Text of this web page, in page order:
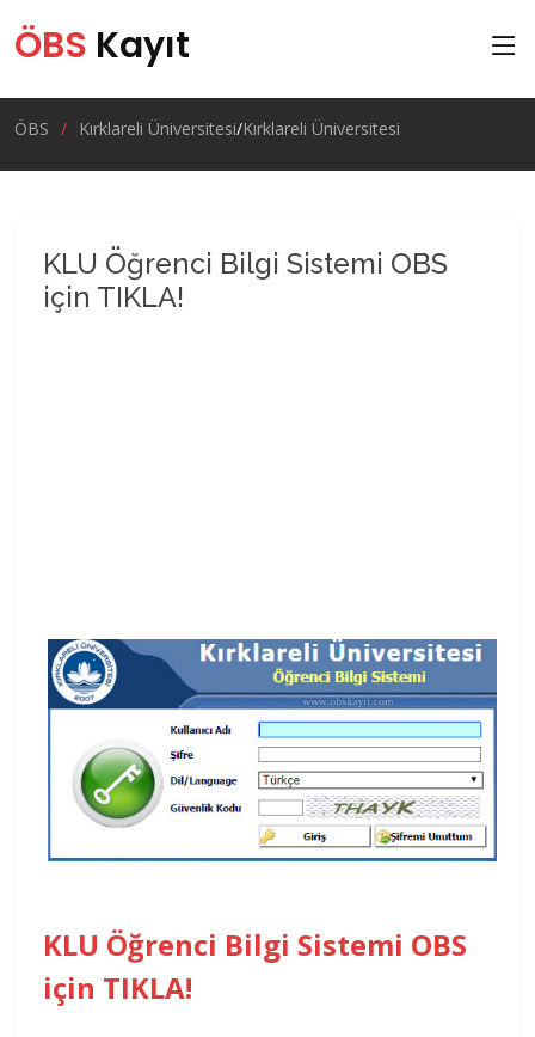
ÖBS Kayıt
ÖBS Kırklareli Üniversitesi Kırklareli Üniversitesi
KLU Öğrenci Bilgi Sistemi OBS
için TIKLA!
KLU Öğrenci Bilgi Sistemi OBS
için TIKLA!